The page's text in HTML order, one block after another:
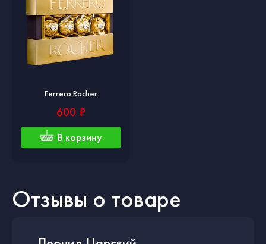
Отзывы о товаре
Ferrero Rocher
600 ₽
В корзину